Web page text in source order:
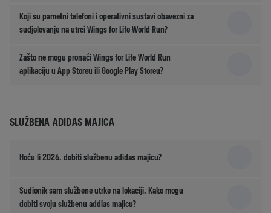
Koji su pametni telefoni i operativni sustavi obavezni za
sudjelovanje na utrci Wings for Life World Run?
Zašto ne mogu pronaći Wings for Life World Run
aplikaciju u App Storeu ili Google Play Storeu?
SLUŽBENA ADIDAS MAJICA
Hoću li 2026. dobiti službenu adidas majicu?
Sudionik sam službene utrke na lokaciji. Kako mogu
dobiti svoju službenu addias majicu?